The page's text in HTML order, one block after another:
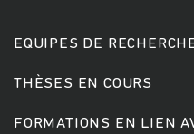
EQUIPES DE
THÈSES EN COURS
FORMATIONS EN LIEN